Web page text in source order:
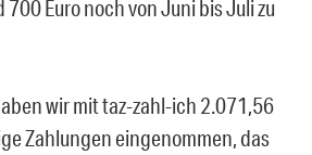
Euro noch von Juni bis Juli zu
wir mit taz-zahl-ich 2.071,56
Zahlungen eingenommen, das